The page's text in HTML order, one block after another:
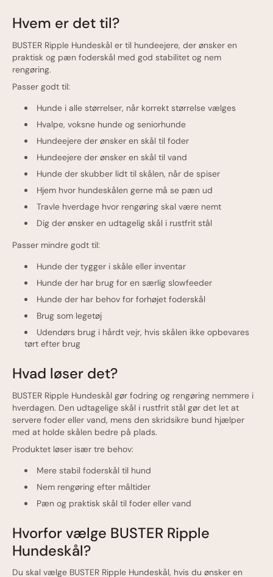
Hvem er det til?
BUSTER Ripple Hundeskål er til hundeejere, der ønsker en
praktisk og pæn foderskål med god stabilitet og nem
rengøring.
Passer godt til:
Hunde i alle størrelser, når korrekt størrelse vælges
Hvalpe, voksne hunde og seniorhunde
Hundeejere der ønsker en skål til foder
Hundeejere der ønsker en skål til vand
Hunde der skubber lidt til skålen, når de spiser
Hjem hvor hundeskålen gerne må se pæn ud
Travle hverdage hvor rengøring skal være nemt
Dig der ønsker en udtagelig skål i rustfrit stål
Passer mindre godt til:
Hunde der tygger i skåle eller inventar
Hunde der har brug for en særlig slowfeeder
Hunde der har behov for forhøjet foderskål
Brug som legetøj
Udendørs brug i hårdt vejr, hvis skålen ikke opbevares
tørt efter brug
Hvad løser det?
BUSTER Ripple Hundeskål gør fodring og rengøring nemmere i
hverdagen. Den udtagelige skål i rustfrit stål gør det let at
servere foder eller vand, mens den skridsikre bund hjælper
med at holde skålen bedre på plads.
Produktet løser især tre behov:
Mere stabil foderskål til hund
Nem rengøring efter måltider
Pæn og praktisk skål til foder eller vand
Hvorfor vælge BUSTER Ripple
Hundeskål?
Du skal vælge BUSTER Ripple Hundeskål, hvis du ønsker en